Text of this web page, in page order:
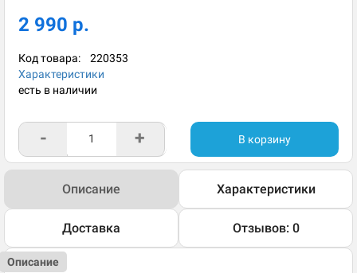
2 990 р.
Код товара: 220353
Характеристики
есть в наличии
- + В корзину
Описание Характеристики
Доставка Отзывов: 0
Описание